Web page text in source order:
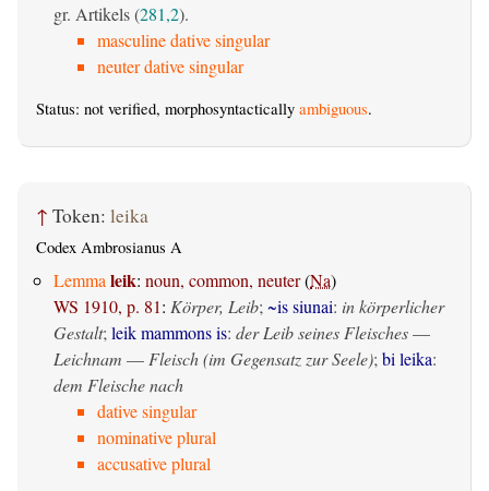
gr. Artikels (281,2).
masculine dative singular
neuter dative singular
Status: not verified, morphosyntactically ambiguous.
↑ Token: leika
Codex Ambrosianus A
Lemmaleik: noun, common, neuter(Na)
WS 1910, p. 81: Körper, Leib;~is siunai: in körperlicher
Gestalt;leik mammons is: der Leib seines Fleisches—
Leichnam —Fleisch (im Gegensatz zur Seele);bi leika:
dem Fleische nach
dative singular
nominative plural
accusative plural